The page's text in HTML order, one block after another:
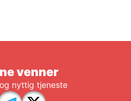
venner
nyttig tjeneste